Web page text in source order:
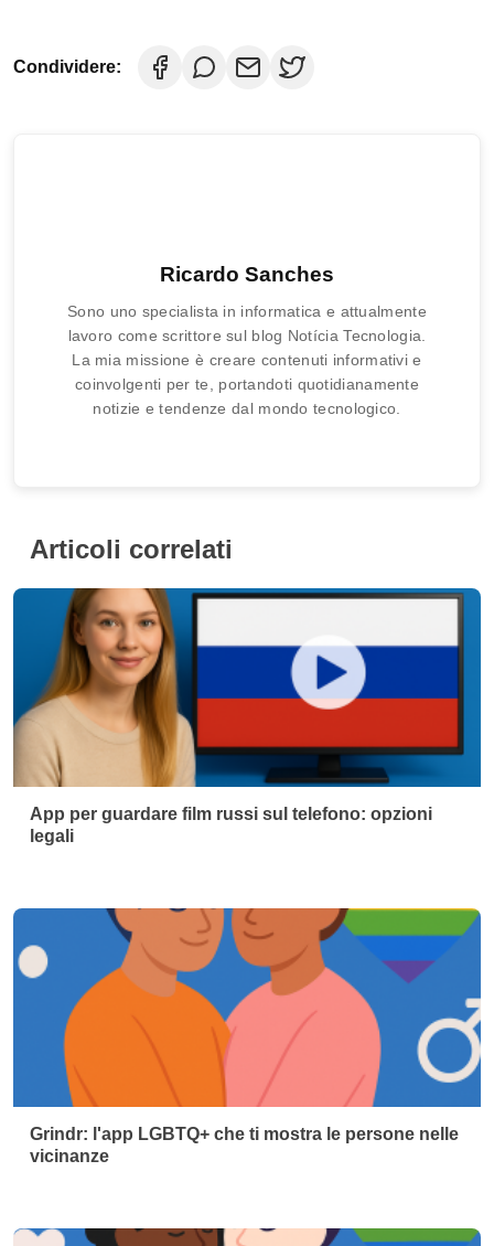
Condividere:
Ricardo Sanches
Sono uno specialista in informatica e attualmente
lavoro come scrittore sul blog Notícia Tecnologia.
La mia missione è creare contenuti informativi e
coinvolgenti per te, portandoti quotidianamente
notizie e tendenze dal mondo tecnologico.
Articoli correlati
App per guardare film russi sul telefono: opzioni
legali
Grindr: l'app LGBTQ+ che ti mostra le persone nelle
vicinanze